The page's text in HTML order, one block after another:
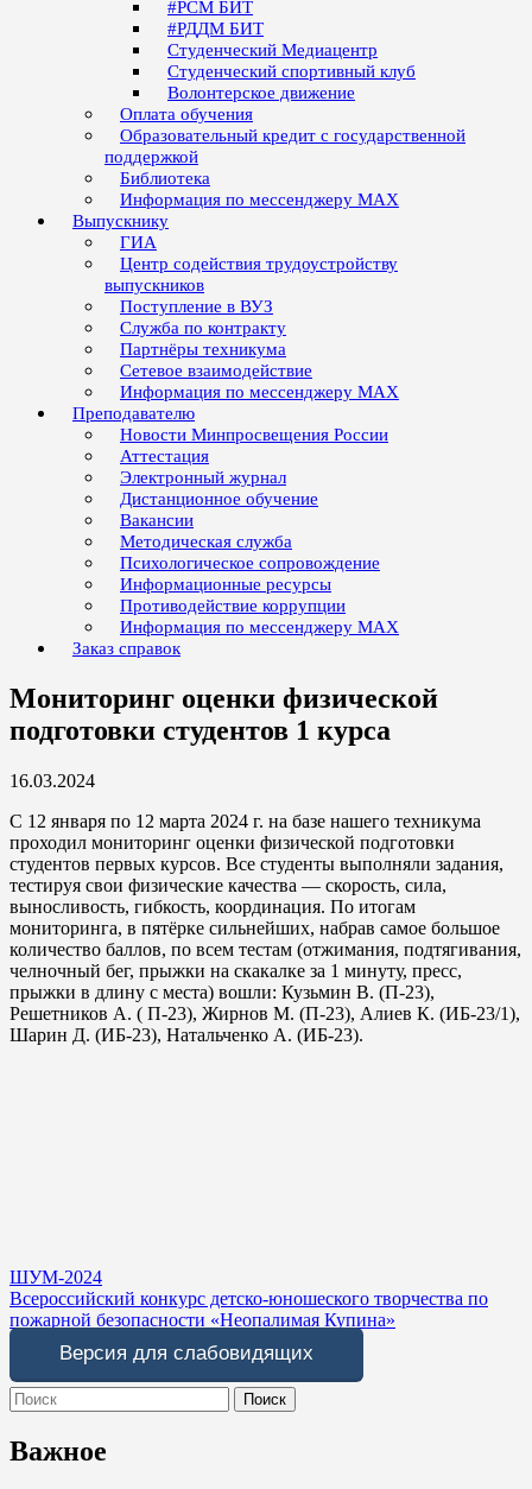
#РСМ БИТ
#РДДМ БИТ
Студенческий Медиацентр
Студенческий спортивный клуб
Волонтерское движение
Оплата обучения
Образовательный кредит с государственной
поддержкой
Библиотека
Информация по мессенджеру MAX
Выпускнику
ГИА
Центр содействия трудоустройству
выпускников
Поступление в ВУЗ
Служба по контракту
Партнёры техникума
Сетевое взаимодействие
Информация по мессенджеру MAX
Преподавателю
Новости Минпросвещения России
Аттестация
Электронный журнал
Дистанционное обучение
Вакансии
Методическая служба
Психологическое сопровождение
Информационные ресурсы
Противодействие коррупции
Информация по мессенджеру MAX
Заказ справок
Мониторинг оценки физической
подготовки студентов 1 курса
16.03.2024
С 12 января по 12 марта 2024 г. на базе нашего техникума
проходил мониторинг оценки физической подготовки
студентов первых курсов. Все студенты выполняли задания,
тестируя свои физические качества — скорость, сила,
выносливость, гибкость, координация. По итогам
мониторинга, в пятёрке сильнейших, набрав самое большое
количество баллов, по всем тестам (отжимания, подтягивания,
челночный бег, прыжки на скакалке за 1 минуту, пресс,
прыжки в длину с места) вошли: Кузьмин В. (П-23),
Решетников А. ( П-23), Жирнов М. (П-23), Алиев К. (ИБ-23/1),
Шарин Д. (ИБ-23), Натальченко А. (ИБ-23).
Навигация
по
записям
ШУМ-2024
Всероссийский конкурс детско-юношеского творчества по
пожарной безопасности «Неопалимая Купина»
Версия для слабовидящих
Search
for:
Важное